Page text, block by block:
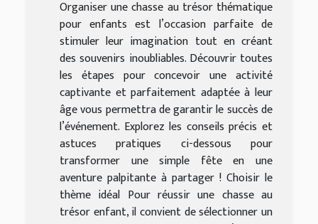
Organiser une chasse au trésor thématique
pour enfants est l’occasion parfaite de
stimuler leur imagination tout en créant
des souvenirs inoubliables. Découvrir toutes
les étapes pour concevoir une activité
captivante et parfaitement adaptée à leur
âge vous permettra de garantir le succès de
l’événement. Explorez les conseils précis et
astuces pratiques ci-dessous pour
transformer une simple fête en une
aventure palpitante à partager ! Choisir le
thème idéal Pour réussir une chasse au
trésor enfant, il convient de sélectionner un